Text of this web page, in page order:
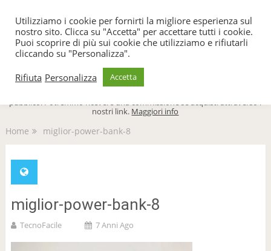
TecnoFacile
Menu
pubblico. Potremmo ricevere una commissione se acquisti attraverso i
nostri link. Maggiori info
Home miglior-power-bank-8
miglior-power-bank-8
TecnoFacile 7 Anni Ago
Utilizziamo i cookie per fornirti la migliore esperienza sul
nostro sito. Clicca su "Accetta" per accettare tutti i cookie.
Puoi scoprire di più sui cookie che utilizziamo e rifiutarli
cliccando su "Personalizza".
Rifiuta Personalizza Accetta